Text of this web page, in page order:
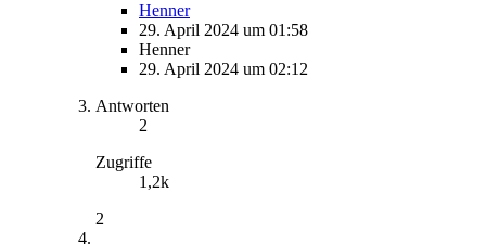
Henner
29. April 2024 um 01:58
Henner
29. April 2024 um 02:12
Antworten
2
Zugriffe
1,2k
2